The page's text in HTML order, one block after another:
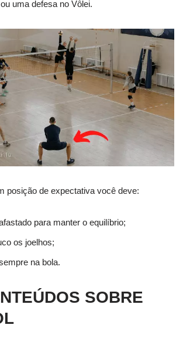
uma defesa no Vôlei.
posição de expectativa você deve:
para manter o equilíbrio;
os joelhos;
na bola.
SOBRE